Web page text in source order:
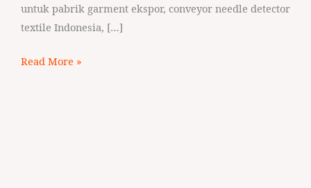
untuk pabrik garment ekspor, conveyor needle detector
textile Indonesia, […]
Read More »